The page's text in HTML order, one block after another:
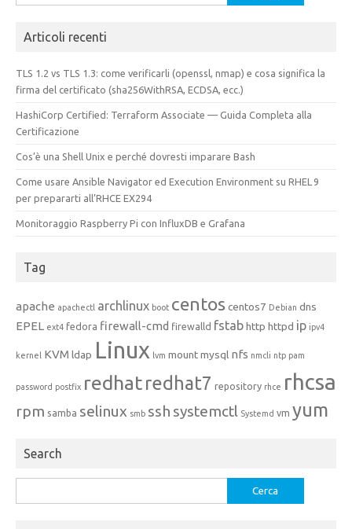
per:
Articoli recenti
TLS 1.2 vs TLS 1.3: come verificarli (openssl, nmap) e cosa significa la
firma del certificato (sha256WithRSA, ECDSA, ecc.)
HashiCorp Certified: Terraform Associate — Guida Completa alla
Certificazione
Cos’è una Shell Unix e perché dovresti imparare Bash
Come usare Ansible Navigator ed Execution Environment su RHEL 9
per prepararti all’RHCE EX294
Monitoraggio Raspberry Pi con InfluxDB e Grafana
Tag
apache apachectl archlinux boot centoscentos7 Debian dns
EPEL ext4 fedora firewall-cmd firewalld fstabhttp httpd ip ipv4
kernel KVM ldap Linux lvm mountmysql nfs nmcli ntp pam
password postfix redhatredhat7 repository rhce rhcsa
rpm samba selinux smb ssh systemctl Systemd vm yum
Search
per: